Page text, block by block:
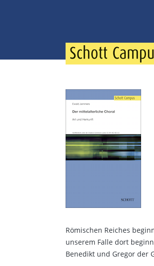
Römischen Reiches
unserem Falle dort
Benedikt und Gregor der